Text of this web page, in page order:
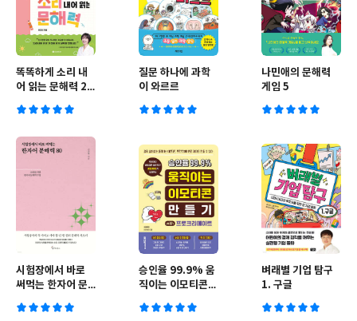
똑똑하게 소리 내
어 읽는 문해력 2.
질문 하나에 과학
이 와르르
나민애의 문해력
게임 5
시험장에서 바로
써먹는 한자어 문
승인율 99.9% 움
직이는 이모티콘
크리에이트
벼래별 기업 탐구
1. 구글